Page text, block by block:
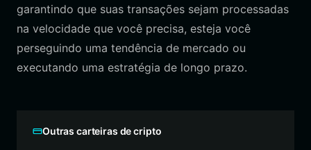
garantindo que suas transações sejam processadas
na velocidade que você precisa, esteja você
perseguindo uma tendência de mercado ou
executando uma estratégia de longo prazo.
Outras carteiras de cripto